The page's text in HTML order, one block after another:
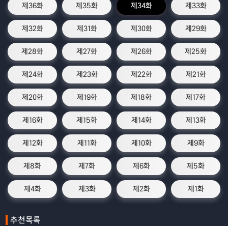
제36화 제35화 제34화 제33화
제32화 제31화 제30화 제29화
제28화 제27화 제26화 제25화
제24화 제23화 제22화 제21화
제20화 제19화 제18화 제17화
제16화 제15화 제14화 제13화
제12화 제11화 제10화 제9화
제8화 제7화 제6화 제5화
제4화 제3화 제2화 제1화
추천목록